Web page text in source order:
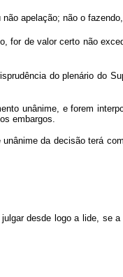
apelação; não o
de valor certo não
do plenário do
unânime, e forem
embargos.
da decisão terá
desde logo a lide, se